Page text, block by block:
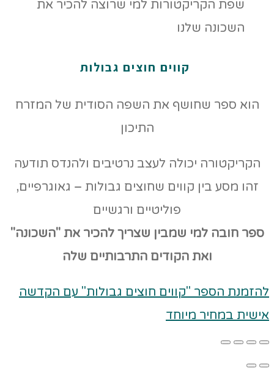
קווים חוצים גבולות
הוא ספר שחושף את השפה הסודית של המזרח
התיכון
הקריקטורה יכולה לעצב נרטיבים ולהנדס תודעה
זהו מסע בין קווים שחוצים גבולות – גאוגרפיים,
פוליטיים ורגשיים
ספר חובה למי שמבין שצריך להכיר את "השכונה"
ואת הקודים התרבותיים שלה
להזמנת הספר "קווים חוצים גבולות" עם הקדשה
אישית במחיר מיוחד